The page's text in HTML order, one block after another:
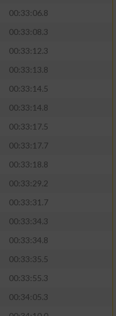
00:33:06.8
00:33:08.3
00:33:12.3
00:33:13.8
00:33:14.5
00:33:14.8
00:33:17.5
00:33:17.7
00:33:18.8
00:33:29.2
00:33:31.7
00:33:34.3
00:33:34.8
00:33:35.5
00:33:55.3
00:34:05.3